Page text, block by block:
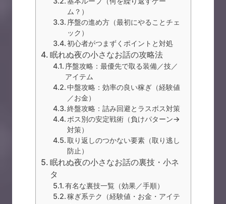
ム？）
序盤の進め方（最初にやることチェ
ック）
初心者がつまずくポイントと対処
眠れぬ夜の小さなお話の攻略法
序盤攻略：最優先で取る装備／技／
アイテム
中盤攻略：効率の良い稼ぎ（経験値
／お金）
終盤攻略：詰み回避とラスボス対策
ボス別の安定戦術（負けパターン→
対策）
取り返しのつかない要素（取り逃し
防止）
眠れぬ夜の小さなお話の裏技・小ネ
タ
有名な裏技一覧（効果／手順）
稼ぎ系テク（経験値・お金・アイテ